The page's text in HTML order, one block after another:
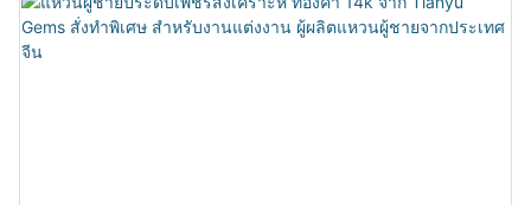
เพิ่มความละเอียดอ่อนและความอ่อนโยนอีกด้วย